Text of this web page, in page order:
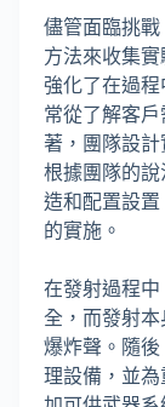
儘管面臨挑
方法來收集實
強化了在過
常從了解客
著，團隊設
根據團隊的
造和配置設
的實施。
在發射過程
全，而發射
爆炸聲。隨
理設備，並